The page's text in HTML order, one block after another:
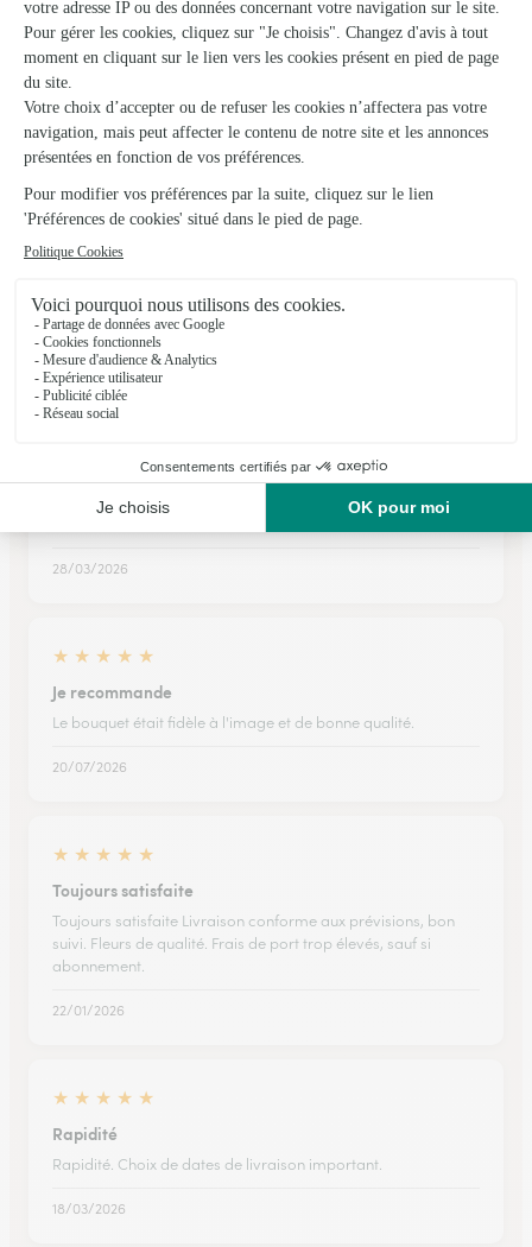
Isatis Fleurs
★ ★★
4.2 (15)
56, rue Louis Legrand
Voir la boutique
Ils ont fait livrer des fleurs ou une plante à
Montigny-sur-l’Ain
★
28/03/2026
★ ★ ★ ★ ★
Je recommande
Le bouquet était fidèle à l'image et de bonne qualité.
20/07/2026
★ ★ ★ ★ ★
Toujours satisfaite
Toujours satisfaite Livraison conforme aux prévisions, bon
suivi. Fleurs de qualité. Frais de port trop élevés, sauf si
abonnement.
22/01/2026
★ ★ ★ ★ ★
Rapidité
Rapidité. Choix de dates de livraison important.
18/03/2026